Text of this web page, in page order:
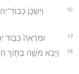
16
וַיִּשְׁכֹּ֤ן
17 וּמַרְאֵה֙ כְּב֣וֹד
18
וַיָּבֹ֥א מֹשֶׁ֛ה בְּת֥וֹךְ